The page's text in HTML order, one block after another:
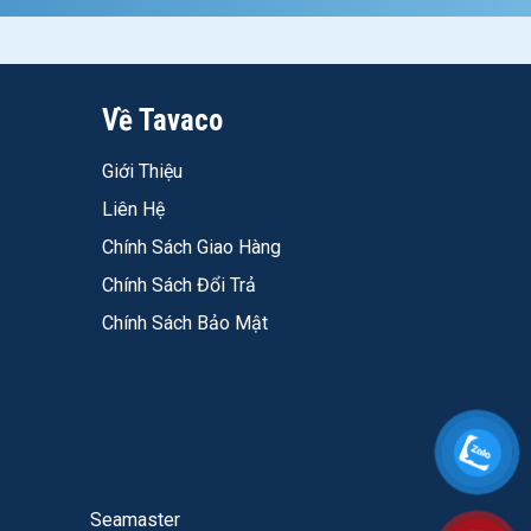
mờ, giá tốt
nhất phân khúc, chống nấm mốc
bắn, trắng tinh, không nhợt vàng
Về Tavaco
Giới Thiệu
Liên Hệ
Chính Sách Giao Hàng
Chính Sách Đổi Trả
Chính Sách Bảo Mật
Seamaster